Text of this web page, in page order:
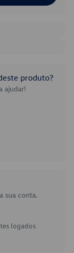
produto?
ajudar!
sua conta.
logados.